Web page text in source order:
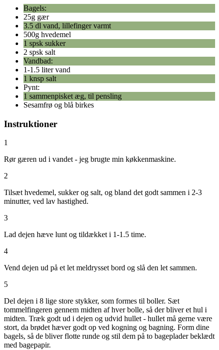
Bagels:
25g gær
3.5 dl vand, lillefinger varmt
500g hvedemel
1 spsk sukker
2 spsk salt
Vandbad:
1-1.5 liter vand
1 knsp salt
Pynt:
1 sammenpisket æg, til pensling
Sesamfrø og blå birkes
Instruktioner
1
Rør gæren ud i vandet - jeg brugte min køkkenmaskine.
2
Tilsæt hvedemel, sukker og salt, og bland det godt sammen i 2-3
minutter, ved lav hastighed.
3
Lad dejen hæve lunt og tildækket i 1-1.5 time.
4
Vend dejen ud på et let meldrysset bord og slå den let sammen.
5
Del dejen i 8 lige store stykker, som formes til boller. Sæt
tommelfingeren gennem midten af hver bolle, så der bliver et hul i
midten. Træk godt ud i dejen og udvid hullet - hullet må gerne være
stort, da brødet hæver godt op ved kogning og bagning. Form dine
bagels, så de bliver flotte runde og stil dem på to bageplader beklædt
med bagepapir.